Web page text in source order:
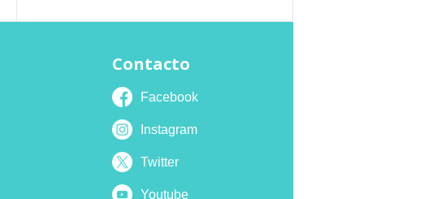
Contacto
Facebook
Instagram
Twitter
Youtube